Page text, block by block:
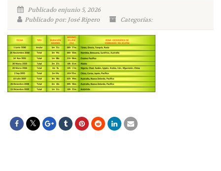
Publicado enjunio 5, 2026
Publicado por: José Ripero
Categorías: